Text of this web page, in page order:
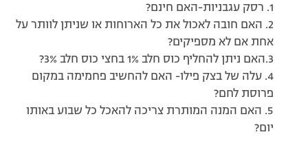
1. רסק עגבניות-האם חינם?
2. האם חובה לאכול את כל הארוחות או שניתן לוותר על
אחת אם לא מספיקים?
3.האם ניתן להחליף כוס חלב 1% בחצי כוס חלב 3%?
4. עלה של בצק פילו- האם להחשיב פחמימה במקום
פרוסת לחם?
5. האם המנה המותרת צריכה להאכל כל שבוע באותו
יום?